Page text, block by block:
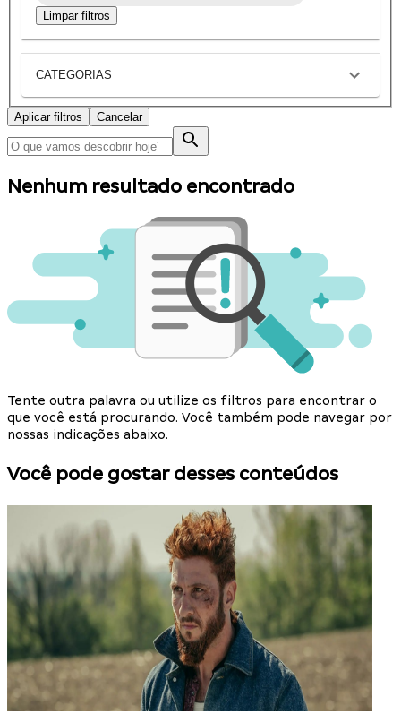
Limpar filtros
CATEGORIAS
Aplicar filtros Cancelar
Nenhum resultado encontrado
Tente outra palavra ou utilize os filtros para encontrar o
que você está procurando. Você também pode navegar por
nossas indicações abaixo.
Você pode gostar desses conteúdos